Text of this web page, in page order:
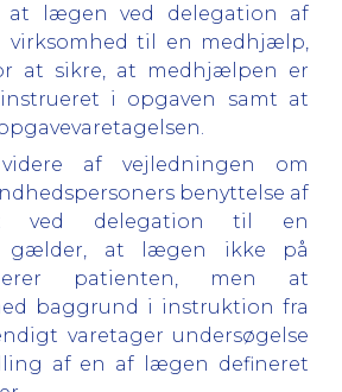
at lægen ved delegation af
virksomhed til en medhjælp,
at sikre, at medhjælpen er
i opgaven samt at
af vejledningen om
benyttelse af
ved delegation til en
gælder, at lægen ikke på
patienten, men at
baggrund i instruktion fra
varetager undersøgelse
af en af lægen defineret